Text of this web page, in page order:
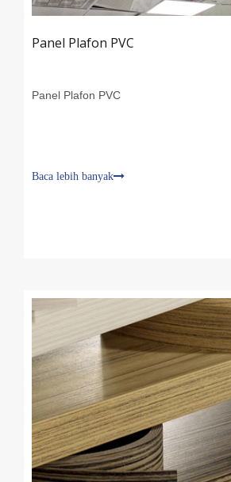
Panel Plafon PVC
Panel Plafon PVC
Baca lebih banyak